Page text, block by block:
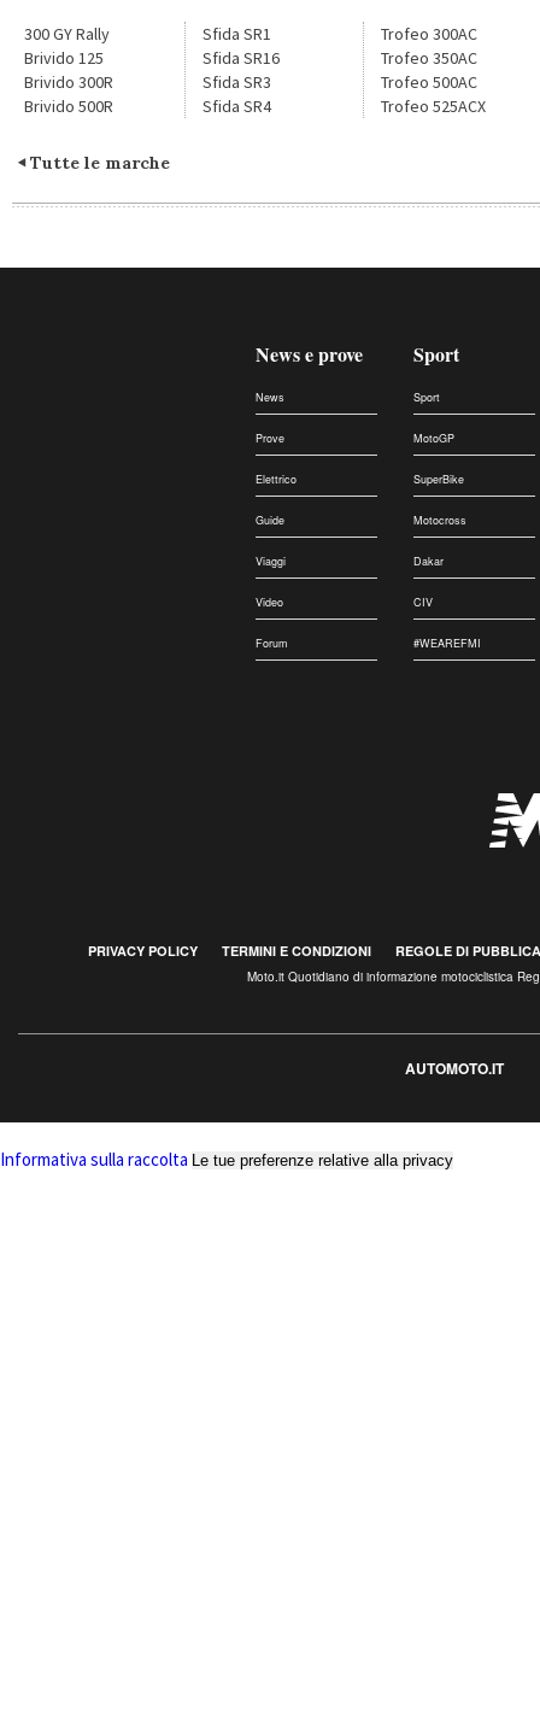
300 GY Rally
Brivido 125
Brivido 300R
Brivido 500R
Sfida SR1
Sfida SR16
Sfida SR3
Sfida SR4
Trofeo 300AC
Trofeo 350AC
Trofeo 500AC
Trofeo 525ACX
Tutte le marche
News e prove
News
Prove
Elettrico
Guide
Viaggi
Video
Forum
Sport
Sport
MotoGP
SuperBike
Motocross
Dakar
CIV
#WEAREFMI
PRIVACY POLICY TERMINI E CONDIZIONI REGOLE DI
Moto.it Quotidiano di informazione motociclistica
AUTOMOTO.IT
Informativa sulla raccolta Le tue preferenze relative alla privacy